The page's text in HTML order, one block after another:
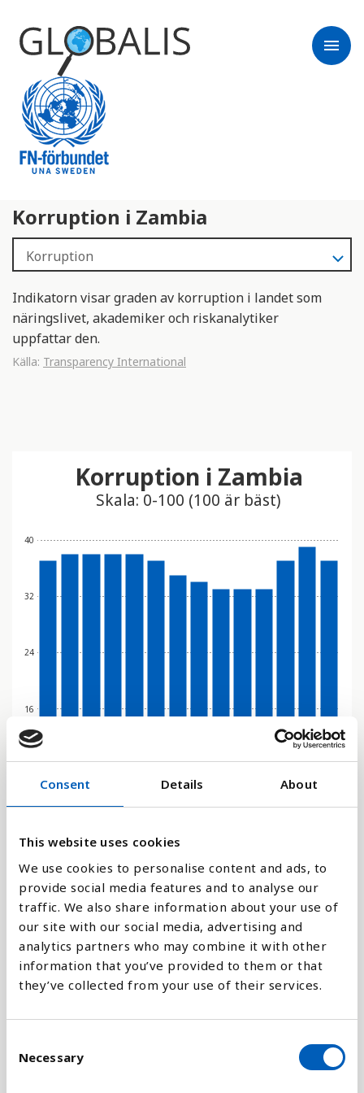
Consent Details About
This website uses cookies
We use cookies to personalise content and ads, to
provide social media features and to analyse our
traffic. We also share information about your use of
our site with our social media, advertising and
analytics partners who may combine it with other
information that you’ve provided to them or that
they’ve collected from your use of their services.
Necessary
menu
Korruption i Zambia
Indikatorn visar graden av korruption i landet som
näringslivet, akademiker och riskanalytiker
uppfattar den.
Källa: Transparency International
8
16
24
32
40
2012 2013 2014 2015 2016 2017 2018
Korruption i Zambia
Skala: 0-100 (100 är bäst)
Stapeldiagram
Linje
Platt
Jämför med: